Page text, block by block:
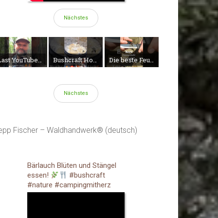
Nächstes
Bushcraft Hobo Hack: Backen und Kochen auf Teekessel-Deckel!
Nächstes
Fischer – Waldhandwerk® (deutsch)
Bärlauch Blüten und Stängel
essen!
#bushcraft
#nature #campingmitherz